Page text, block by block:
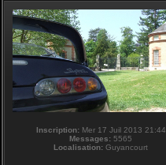
Inscription:Mer 17 Juil 2013 21:44
Messages: 5565
Localisation: Guyancourt